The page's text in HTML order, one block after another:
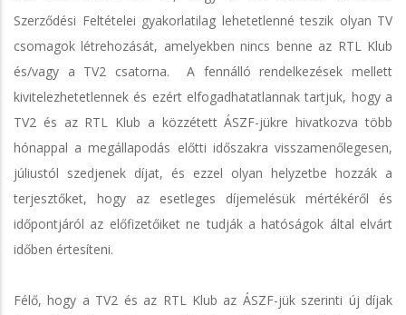
Szerződési Feltételei gyakorlatilag lehetetlenné teszik olyan TV
csomagok létrehozását, amelyekben nincs benne az RTL Klub
és/vagy a TV2 csatorna. A fennálló rendelkezések mellett
kivitelezhetetlennek és ezért elfogadhatatlannak tartjuk, hogy a
TV2 és az RTL Klub a közzétett ÁSZF-jükre hivatkozva több
hónappal a megállapodás előtti időszakra visszamenőlegesen,
júliustól szedjenek díjat, és ezzel olyan helyzetbe hozzák a
terjesztőket, hogy az esetleges díjemelésük mértékéről és
időpontjáról az előfizetőiket ne tudják a hatóságok által elvárt
időben értesíteni.
Félő, hogy a TV2 és az RTL Klub az ÁSZF-jük szerinti új díjak